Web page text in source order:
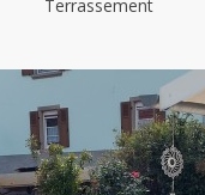
Terrassement